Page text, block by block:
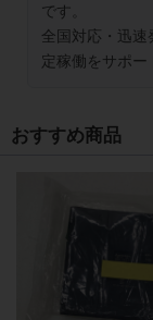
です。
全国対応・迅
定稼働をサポー
おすすめ商品